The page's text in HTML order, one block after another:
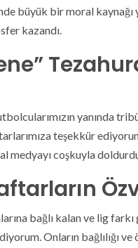
büyük bir moral kaynağı
kazandı.
yanında
teşekkür
medyayı coşkuyla
bağlı kalan ve lig
Onların bağlılığı